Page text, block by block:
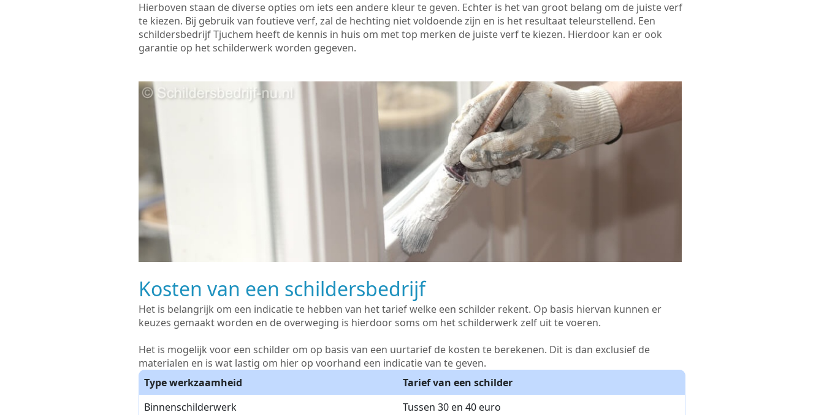
Hierboven staan de diverse opties om iets een andere kleur te geven. Echter is het van groot belang om de juiste verf
te kiezen. Bij gebruik van foutieve verf, zal de hechting niet voldoende zijn en is het resultaat teleurstellend. Een
schildersbedrijf Tjuchem heeft de kennis in huis om met top merken de juiste verf te kiezen. Hierdoor kan er ook
garantie op het schilderwerk worden gegeven.
Kosten van een schildersbedrijf
Het is belangrijk om een indicatie te hebben van het tarief welke een schilder rekent. Op basis hiervan kunnen er
keuzes gemaakt worden en de overweging is hierdoor soms om het schilderwerk zelf uit te voeren.
Het is mogelijk voor een schilder om op basis van een uurtarief de kosten te berekenen. Dit is dan exclusief de
materialen en is wat lastig om hier op voorhand een indicatie van te geven.
Type werkzaamheid
Tarief van een schilder
Binnenschilderwerk
Tussen 30 en 40 euro